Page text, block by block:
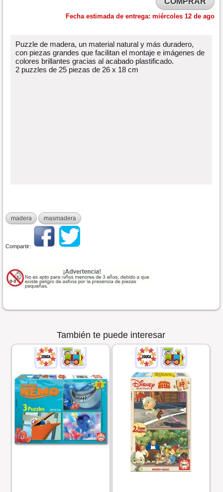
Fecha estimada de entrega: miércoles 12 de ago
Puzzle de madera, un material natural y más duradero,
con piezas grandes que facilitan el montaje e imágenes de
colores brillantes gracias al acabado plastificado.
2 puzzles de 25 piezas de 26 x 18 cm
madera masmadera
Compartir:
También te puede interesar